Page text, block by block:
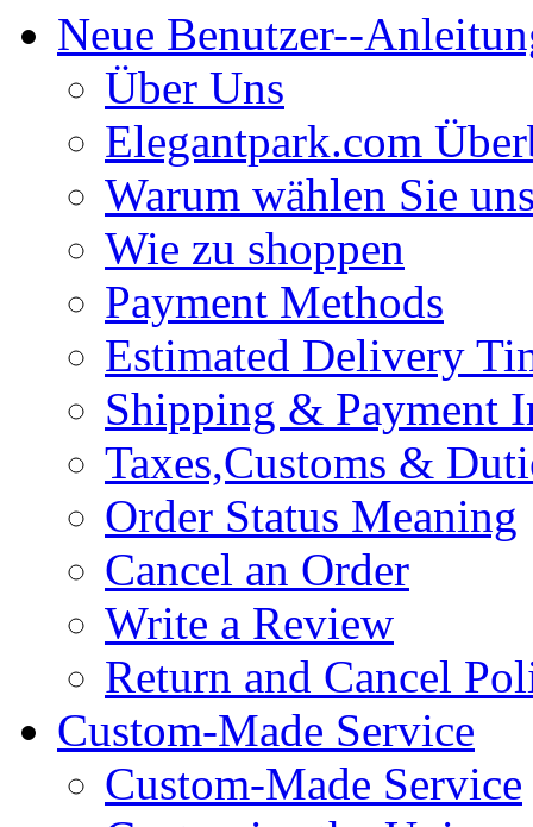
Neue Benutzer--
Über Uns
Elegantpark.com
Warum wählen Sie
Wie zu shoppen
Payment Methods
Estimated Delivery
Shipping & Payment
Taxes,Customs &
Order Status Meaning
Cancel an Order
Write a Review
Return and Cancel
Custom-Made Service
Custom-Made Service